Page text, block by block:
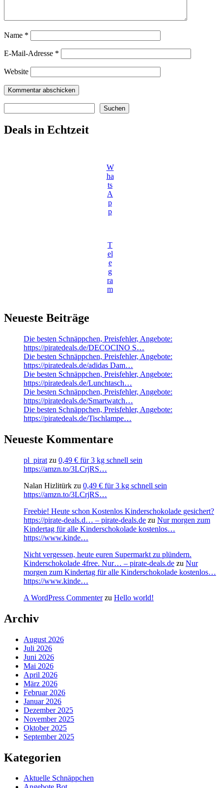
Name *
E-Mail-Adresse *
Website
Suchen
Deals in Echtzeit
W
ha
ts
A
p
p
T
el
e
g
ra
m
Neueste Beiträge
Die besten Schnäppchen, Preisfehler, Angebote:
https://piratedeals.de/DECOCINO S…
Die besten Schnäppchen, Preisfehler, Angebote:
https://piratedeals.de/adidas Dam…
Die besten Schnäppchen, Preisfehler, Angebote:
https://piratedeals.de/Lunchtasch…
Die besten Schnäppchen, Preisfehler, Angebote:
https://piratedeals.de/Smartwatch…
Die besten Schnäppchen, Preisfehler, Angebote:
https://piratedeals.de/Tischlampe…
Neueste Kommentare
pl_pirat zu 0,49 € für 3 kg schnell sein
https://amzn.to/3LCrjRS…
Nalan Hizlitürk zu 0,49 € für 3 kg schnell sein
https://amzn.to/3LCrjRS…
Freebie! Heute schon Kostenlos Kinderschokolade gesichert?
https://pirate-deals.d… – pirate-deals.de zu Nur morgen zum
Kindertag für alle Kinderschokolade kostenlos…
https://www.kinde…
Nicht vergessen, heute euren Supermarkt zu plündern.
Kinderschokolade 4free. Nur… – pirate-deals.de zu Nur
morgen zum Kindertag für alle Kinderschokolade kostenlos…
https://www.kinde…
A WordPress Commenterzu Hello world!
Archiv
August 2026
Juli 2026
Juni 2026
Mai 2026
April 2026
März 2026
Februar 2026
Januar 2026
Dezember 2025
November 2025
Oktober 2025
September 2025
Kategorien
Aktuelle Schnäppchen